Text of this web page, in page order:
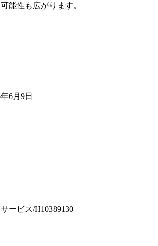
能性も広がります。
6月9日
ービス/H10389130